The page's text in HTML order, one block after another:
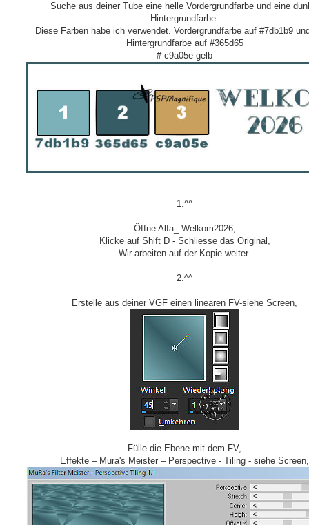
Suche aus deiner Tube eine helle Vordergrundfarbe und eine
Hintergrundfarbe.
Diese Farben habe ich verwendet. Vordergrundfarbe auf #7db1b9
Hintergrundfarbe auf #365d65
# c9a05e gelb
1.^^
Öffne Alfa_ Welkom2026,
Klicke auf Shift D - Schliesse das Original,
Wir arbeiten auf der Kopie weiter.
2.^^
Erstelle aus deiner VGF einen linearen FV-siehe Screen,
Fülle die Ebene mit dem FV,
Effekte – Mura's Meister – Perspective - Tiling - siehe Screen,